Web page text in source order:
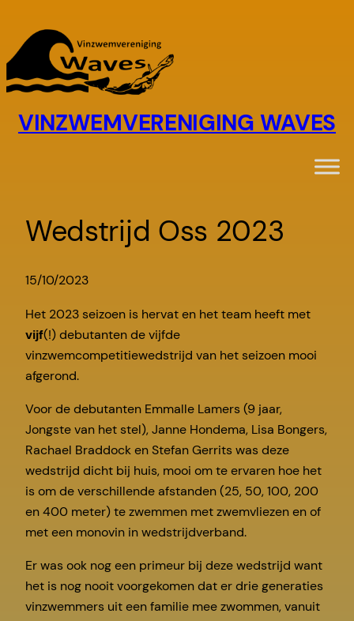
naar
de
inhoud
VINZWEMVERENIGING WAVES
Wedstrijd Oss 2023
15/10/2023
Het 2023 seizoen is hervat en het team heeft met
vijf(!) debutanten de vijfde
vinzwemcompetitiewedstrijd van het seizoen mooi
afgerond.
Voor de debutanten Emmalle Lamers (9 jaar,
Jongste van het stel), Janne Hondema, Lisa Bongers,
Rachael Braddock en Stefan Gerrits was deze
wedstrijd dicht bij huis, mooi om te ervaren hoe het
is om de verschillende afstanden (25, 50, 100, 200
en 400 meter) te zwemmen met zwemvliezen en of
met een monovin in wedstrijdverband.
Er was ook nog een primeur bij deze wedstrijd want
het is nog nooit voorgekomen dat er drie generaties
vinzwemmers uit een familie mee zwommen, vanuit